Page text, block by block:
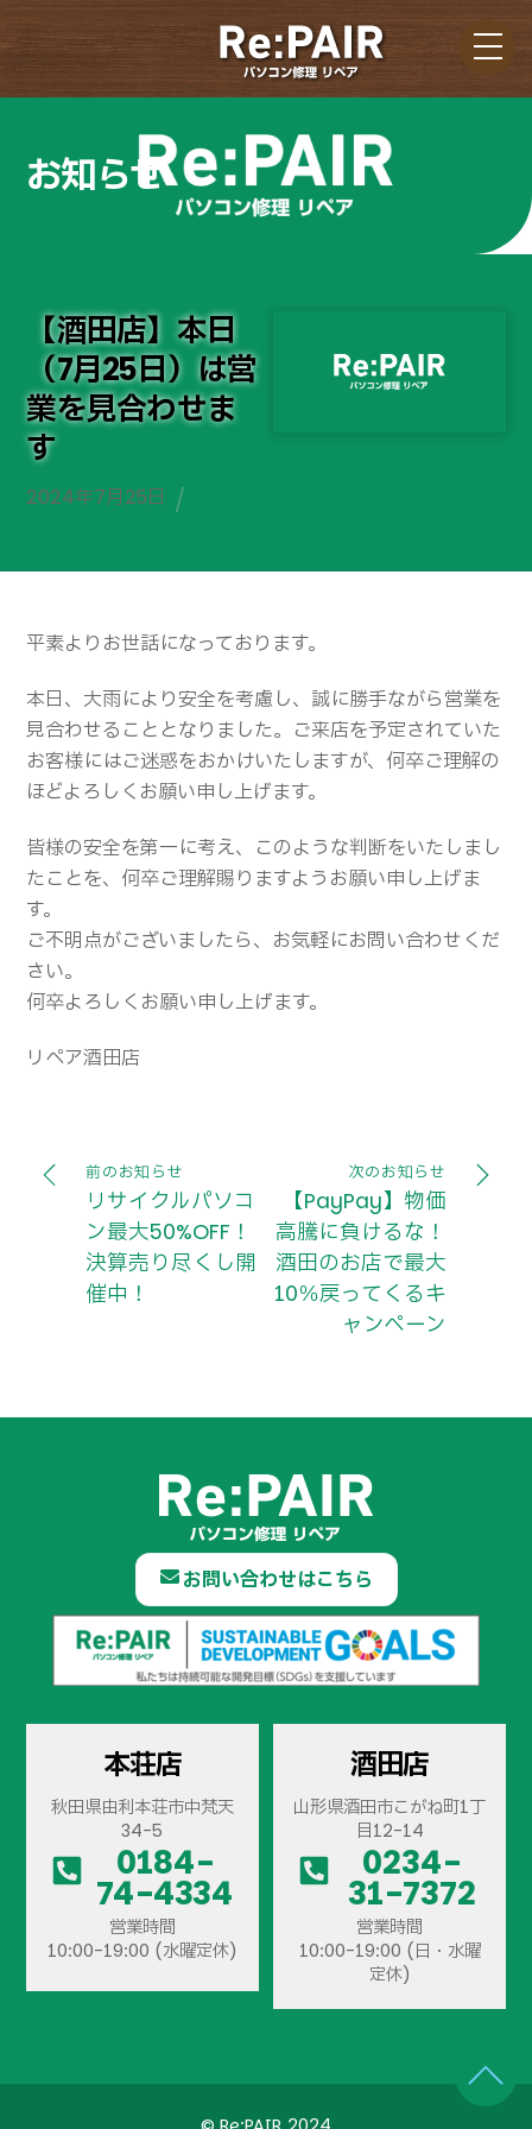
to
content
お知らせ
【酒田店】本日
（7月25日）は営
業を見合わせま
す
2024年7月25日
平素よりお世話になっております。
本日、大雨により安全を考慮し、誠に勝手ながら営業を
見合わせることとなりました。ご来店を予定されていた
お客様にはご迷惑をおかけいたしますが、何卒ご理解の
ほどよろしくお願い申し上げます。
皆様の安全を第一に考え、このような判断をいたしまし
たことを、何卒ご理解賜りますようお願い申し上げま
す。
ご不明点がございましたら、お気軽にお問い合わせくだ
さい。
何卒よろしくお願い申し上げます。
リペア酒田店
前のお知らせ
リサイクルパソコ
ン最大50%OFF！
決算売り尽くし開
催中！
次のお知らせ
【PayPay】物価
高騰に負けるな！
酒田のお店で最大
10％戻ってくるキ
ャンペーン
お問い合わせはこちら
本荘店
秋田県由利本荘市中梵天
34-5
0184-
74-4334
営業時間
10:00-19:00 (水曜定休)
酒田店
山形県酒田市こがね町1丁
目12-14
0234-
31-7372
営業時間
10:00-19:00 (日・水曜
定休)